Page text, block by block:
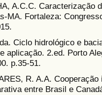
A.C.C. Caracterização
MA. Fortaleza:
Ciclo hidrológico e
aplicação. 2.ed. Porto
p.35-51.
R. A.A.
entre Brasil e